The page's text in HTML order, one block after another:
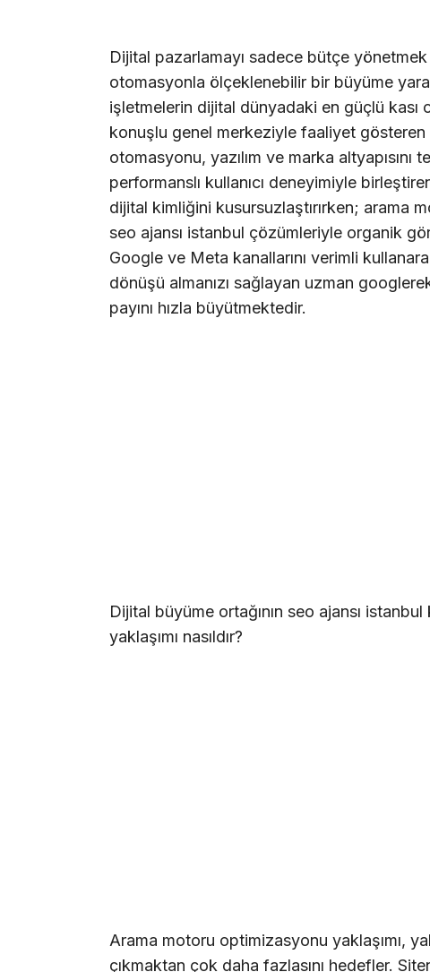
Dijital pazarlamayı sadece bütçe
otomasyonla ölçeklenebilir bir büyüme
işletmelerin dijital dünyadaki en güçlü kası
konuşlu genel merkeziyle faaliyet
otomasyonu, yazılım ve marka altyapısını
performanslı kullanıcı deneyimiyle
dijital kimliğini kusursuzlaştırırken; arama
seo ajansı istanbul çözümleriyle organik
Google ve Meta kanallarını verimli
dönüşü almanızı sağlayan uzman google
payını hızla büyütmektedir.
Dijital büyüme ortağının seo ajansı istanbul
yaklaşımı nasıldır?
Arama motoru optimizasyonu yaklaşımı,
çıkmaktan çok daha fazlasını hedefler.